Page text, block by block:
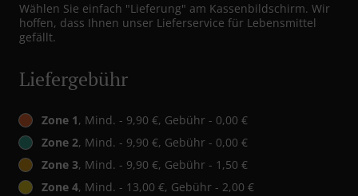
Wählen Sie einfach "Lieferung" am Kassenbildschirm. Wir
hoffen, dass Ihnen unser Lieferservice für Lebensmittel
gefällt.
Liefergebühr
Zone 1, Mind. - 9,90 €, Gebühr - 0,00 €
Zone 2, Mind. - 9,90 €, Gebühr - 0,00 €
Zone 3, Mind. - 9,90 €, Gebühr - 1,50 €
Zone 4, Mind. - 13,00 €, Gebühr - 2,00 €